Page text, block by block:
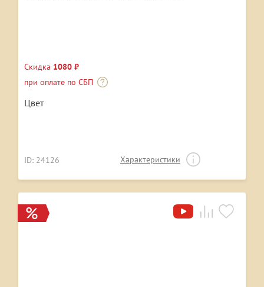
Скидка 1080 ₽
при оплате по СБП
Цвет
ID: 24126 Характеристики